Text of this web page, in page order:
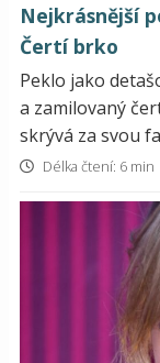
Nejkrásnější
Čertí brko
Peklo jako
a zamilovaný
skrývá za svou
Délka čtení: 6 min